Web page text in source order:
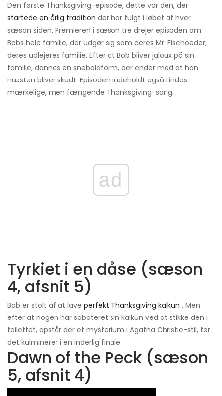
Den første Thanksgiving-episode, dette var den, der
startede en årlig tradition der har fulgt i løbet af hver
sæson siden. Premieren i sæson tre drejer episoden om
Bobs hele familie, der udgør sig som deres Mr. Fischoeder,
deres udlejeres familie. Efter at Bob bliver jaloux på sin
familie, dannes en sneboldform, der ender med at han
næsten bliver skudt. Episoden indeholdt også Lindas
mærkelige, men fængende Thanksgiving-sang.
ad
Tyrkiet i en dåse (sæson
4, afsnit 5)
Bob er stolt af at lave perfekt Thanksgiving kalkun . Men
efter at nogen har saboteret sin kalkun ved at stikke den i
toilettet, opstår der et mysterium i Agatha Christie-stil, før
det kulminerer i en inderlig finale.
Dawn of the Peck (sæson
5, afsnit 4)